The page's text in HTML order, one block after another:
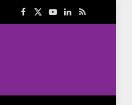
Facebook
X
YouTube
LinkedIn
RSS